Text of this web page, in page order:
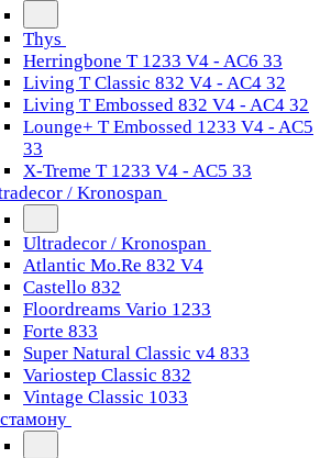
Thys
Herringbone T 1233 V4 - AC6 33
Living T Classic 832 V4 - AC4 32
Living T Embossed 832 V4 - AC4 32
Lounge+ T Embossed 1233 V4 - AC5
33
X-Treme T 1233 V4 - AC5 33
/ Kronospan
Ultradecor / Kronospan
Atlantic Mo.Re 832 V4
Castello 832
Floordreams Vario 1233
Forte 833
Super Natural Classic v4 833
Variostep Classic 832
Vintage Classic 1033